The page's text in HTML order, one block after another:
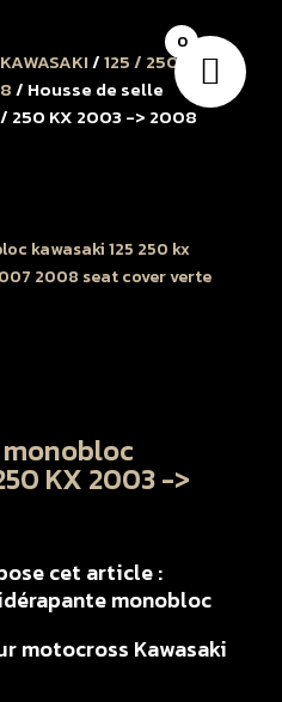
KAWASAKI/125 / 250 KX/
/ Housse de selle
250 KX 2003 -> 2008
monobloc
KX 2003 ->
cet article :
monobloc
motocross Kawasaki
0